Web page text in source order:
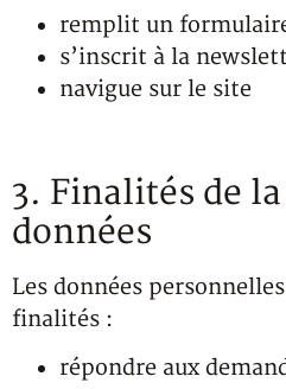
remplit un
s’inscrit à la
navigue sur le site
3. Finalités de
données
Les données
finalités :
répondre aux